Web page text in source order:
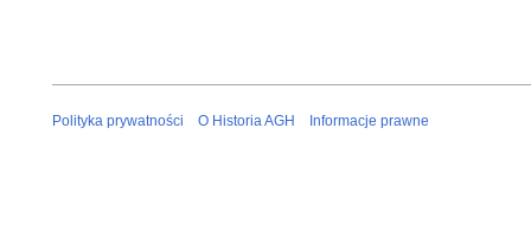
Polityka prywatności O Historia AGH Informacje prawne